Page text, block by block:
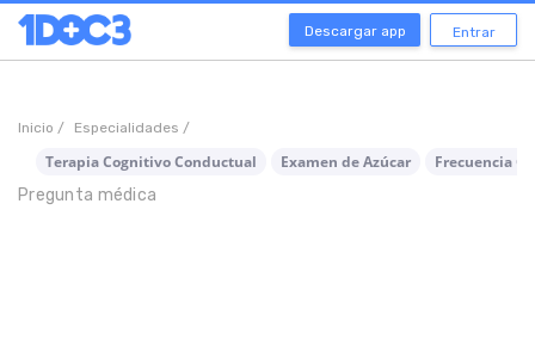
Descargar app Entrar
Inicio / Especialidades /
Terapia Cognitivo Conductual Examen de Azúcar
Frecuencia
Pregunta médica